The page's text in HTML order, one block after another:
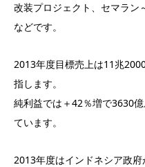
改装プロジェクト、セマラン
などです。
2013年度目標売上は11兆
指します。
純利益では＋42％増で3630
ています。
2013年度はインドネシア政